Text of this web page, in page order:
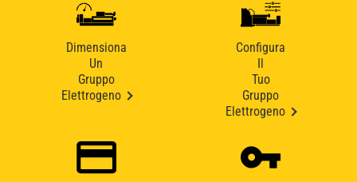
Dimensiona
Un
Gruppo
Elettrogeno
Configura
Tuo
Gruppo
Elettrogeno